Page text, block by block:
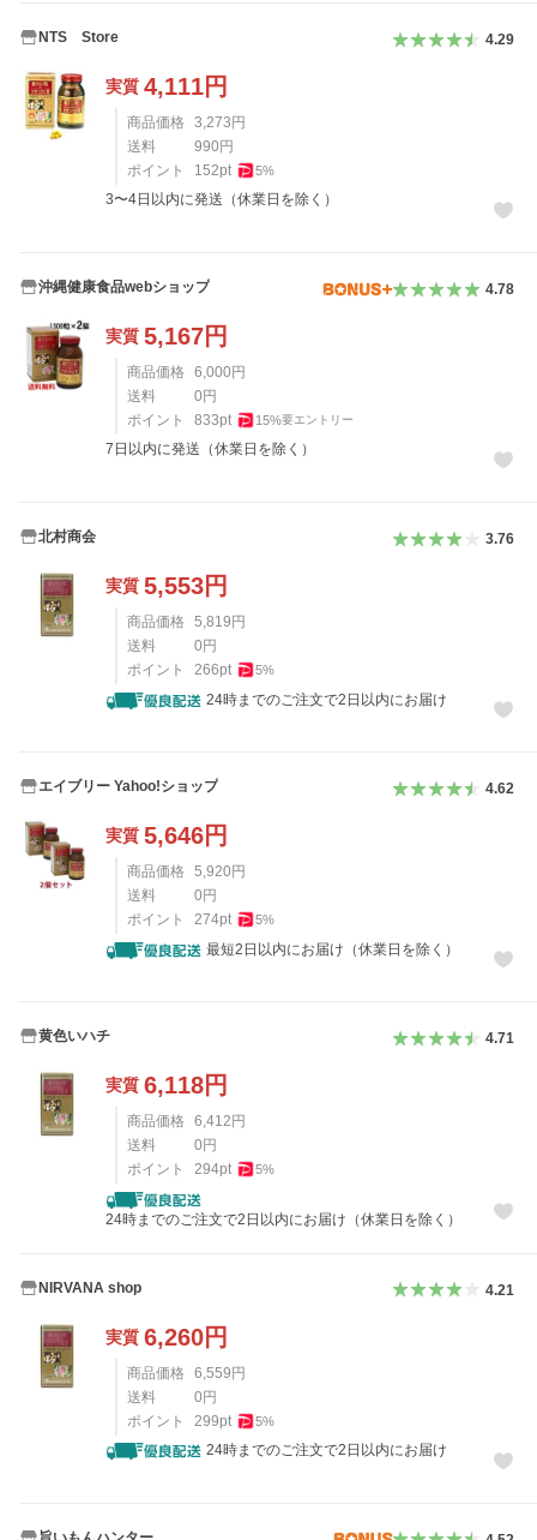
NTS Store 4.29
実質 4,111円
商品価格 3,273 円
送料
990 円
ポイント
152pt 5%
3〜4日以内に発送（休業日を除く）
沖縄健康食品webショップ 4.78
実質 5,167円
商品価格 6,000 円
送料
0 円
ポイント
833pt 15%要エントリー
7日以内に発送（休業日を除く）
北村商会 3.76
実質 5,553円
商品価格 5,819 円
送料
0 円
ポイント
266pt 5%
24時までのご注文で2日以内にお届け
エイブリー Yahoo!ショップ 4.62
実質 5,646円
商品価格 5,920 円
送料
0 円
ポイント
274pt 5%
最短2日以内にお届け（休業日を除く）
黄色いハチ 4.71
実質 6,118円
商品価格 6,412 円
送料
0 円
ポイント
294pt 5%
24時までのご注文で2日以内にお届け（休業日を除く）
NIRVANA shop 4.21
実質 6,260円
商品価格 6,559円
送料
0円
ポイント
299pt 5%
24時までのご注文で2日以内にお届け